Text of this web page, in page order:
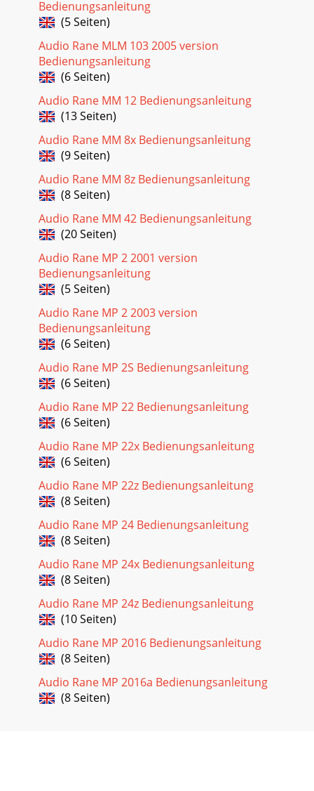
Bedienungsanleitung
(5 Seiten)
Audio Rane MLM 103 2005 version
Bedienungsanleitung
(6 Seiten)
Audio Rane MM 12 Bedienungsanleitung
(13 Seiten)
Audio Rane MM 8x Bedienungsanleitung
(9 Seiten)
Audio Rane MM 8z Bedienungsanleitung
(8 Seiten)
Audio Rane MM 42 Bedienungsanleitung
(20 Seiten)
Audio Rane MP 2 2001 version
Bedienungsanleitung
(5 Seiten)
Audio Rane MP 2 2003 version
Bedienungsanleitung
(6 Seiten)
Audio Rane MP 2S Bedienungsanleitung
(6 Seiten)
Audio Rane MP 22 Bedienungsanleitung
(6 Seiten)
Audio Rane MP 22x Bedienungsanleitung
(6 Seiten)
Audio Rane MP 22z Bedienungsanleitung
(8 Seiten)
Audio Rane MP 24 Bedienungsanleitung
(8 Seiten)
Audio Rane MP 24x Bedienungsanleitung
(8 Seiten)
Audio Rane MP 24z Bedienungsanleitung
(10 Seiten)
Audio Rane MP 2016 Bedienungsanleitung
(8 Seiten)
Audio Rane MP 2016a Bedienungsanleitung
(8 Seiten)